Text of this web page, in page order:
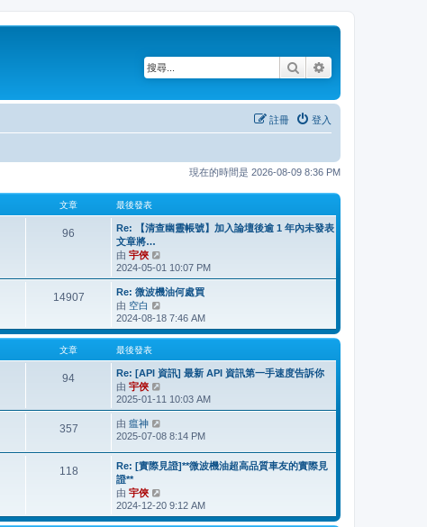
搜尋
登入
註冊
現在的時間是 2026-08-09 8:36 PM
文章 最後發表
96
Re: 【清查幽靈帳號】加入論壇後逾 1 年內未發表
文章將…
由 宇俠
視
最
後
表
2024-05-01 10:07 PM
14907
Re: 微波機油何處買
由 空白
視
最
發
表
2024-08-18 7:46 AM
文章 最後發表
94
Re: [API 資訊] 最新 API 資訊第一手速度告訴你
由 宇俠
視
最
發
表
2025-01-11 10:03 AM
357 由 瘟神
視
最
後
2025-07-08 8:14 PM
118
Re: [實際見證]**微波機油超高品質車友的實際見
證**
由 宇俠
視
最
2024-12-20 9:12 AM